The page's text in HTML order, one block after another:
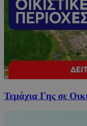
Τεμάχια Γης σε